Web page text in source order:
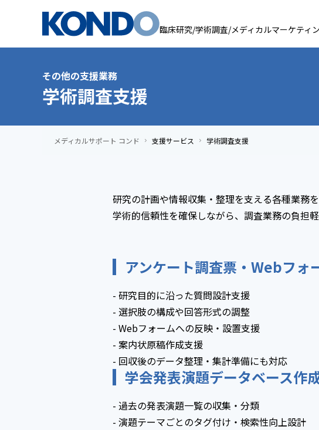
臨床研究/学術調査/メディカルマーケティ
その他の支援業務
学術調査支援
メディカルサポート コンド chevron_right 支援サービス chevron_right 学術調査支援
研究の計画や情報収集・整理を支える各種業務
学術的信頼性を確保しながら、調査業務の負担
アンケート調査票・Webフォ
- 研究目的に沿った質問設計支援
- 選択肢の構成や回答形式の調整
- Webフォームへの反映・設置支援
- 案内状原稿作成支援
- 回収後のデータ整理・集計準備にも対応
学会発表演題データベース作
- 過去の発表演題一覧の収集・分類
- 演題テーマごとのタグ付け・検索性向上設計